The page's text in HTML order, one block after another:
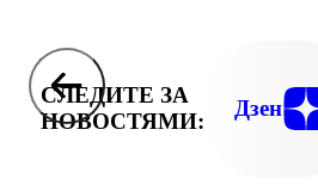
СЛЕДИТЕ ЗА
НОВОСТЯМИ:
Дзен